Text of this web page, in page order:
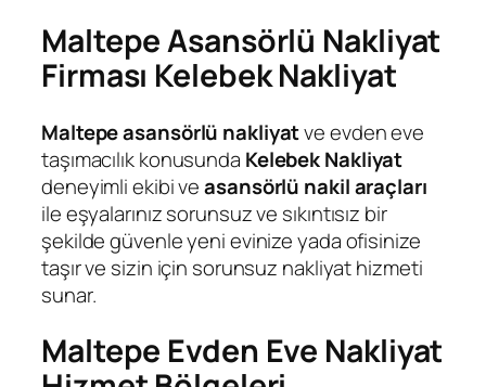
Maltepe Asansörlü Nakliyat
Firması Kelebek Nakliyat
Maltepe asansörlü nakliyatve evden eve
taşımacılık konusunda Kelebek Nakliyat
deneyimli ekibi veasansörlü nakil araçları
ile eşyalarınız sorunsuz ve sıkıntısız bir
şekilde güvenle yeni evinize yada ofisinize
taşır ve sizin için sorunsuz nakliyat hizmeti
sunar.
Maltepe Evden Eve Nakliyat